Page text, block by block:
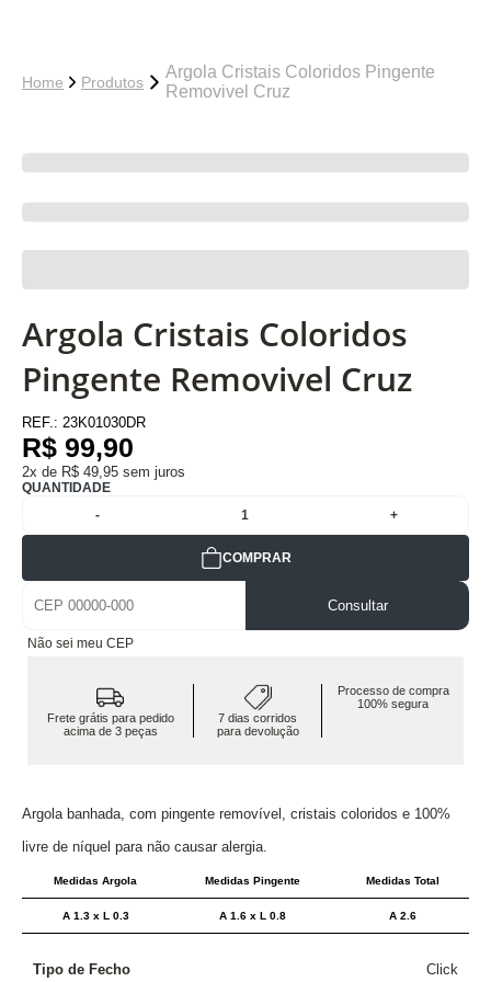
Home Produtos
Argola Cristais Coloridos Pingente
Removivel Cruz
Argola Cristais Coloridos
Pingente Removivel Cruz
REF.: 23K01030DR
R$ 99,90
2x de R$ 49,95 sem juros
QUANTIDADE
-
1 +
COMPRAR
Consultar
Não sei meu CEP
Frete grátis para pedido
acima de 3 peças
7 dias corridos
para devolução
Processo de compra
100% segura
Argola banhada, com pingente removível, cristais coloridos e 100%
livre de níquel para não causar alergia.
Medidas Argola Medidas Pingente Medidas Total
A 1.3 x L 0.3 A 1.6 x L 0.8 A 2.6
Tipo de Fecho Click